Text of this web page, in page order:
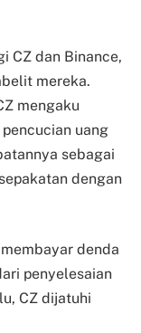
CZ dan Binance,
mereka.
mengaku
uang
sebagai
dengan
denda
penyelesaian
CZ dijatuhi